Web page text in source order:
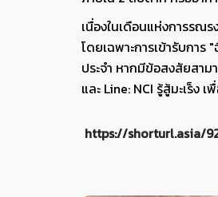
เนื่องในเดือนแห่งการร
โดยเฉพาะการเข้ารับกา
ประจำ หากมีข้อสงสัยสา
และ Line: NCI รู้สู้มะเร็ง
https://shorturl.asia/